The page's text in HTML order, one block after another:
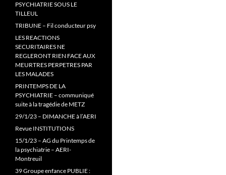
PSYCHIATRIE SOUS LE
TILLEUL
TRIBUNE – Fil conducteur psy
LES REACTIONS
SECURITAIRES NE
REGLERONT RIEN FACE AUX
MEURTRES PERPETRES PAR
LES MALADES
PRINTEMPS DE LA
PSYCHIATRIE – communiqué
suite à la tragédie de METZ
29/1/23 – DIMANCHE à l’AERI
Revue INSTITUTIONS
15/1/23 – AG du Printemps de
la psychiatrie – AERI-
Montreuil
39 Groupe enfance PUBLIE :